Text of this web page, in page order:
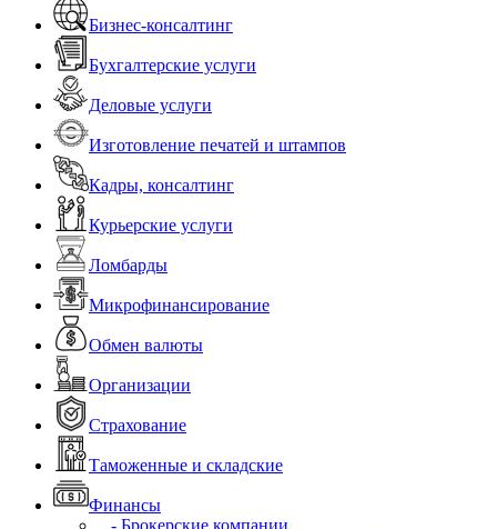
Бизнес-консалтинг
Бухгалтерские услуги
Деловые услуги
Изготовление печатей и штампов
Кадры, консалтинг
Курьерские услуги
Ломбарды
Микрофинансирование
Обмен валюты
Организации
Страхование
Таможенные и складские
Финансы